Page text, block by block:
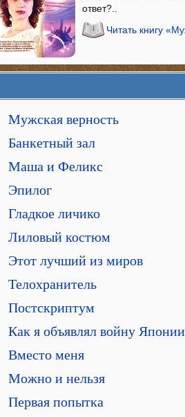
ответ?..
Читать книгу
Мужская верность
Банкетный зал
Маша и Феликс
Эпилог
Гладкое личико
Лиловый костюм
Этот лучший из миров
Телохранитель
Постскриптум
Как я объявлял войну
Вместо меня
Можно и нельзя
Первая попытка